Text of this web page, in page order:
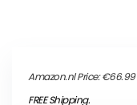
Amazon.nl Price:€66.99
FREE Shipping.